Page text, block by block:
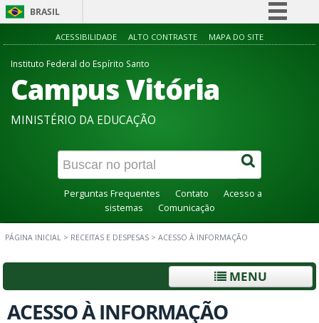
BRASIL
Simplifique!
Acesso à informação
Canais
ACESSIBILIDADE ALTO CONTRASTE MAPA DO SITE
Instituto Federal do Espírito Santo
Campus Vitória
MINISTÉRIO DA EDUCAÇÃO
Perguntas Frequentes Contato
Acesso a
sistemas
Comunicação
PÁGINA INICIAL > RECEITAS E DESPESAS > ACESSO À INFORMAÇÃO
MENU
ACESSO À INFORMAÇÃO